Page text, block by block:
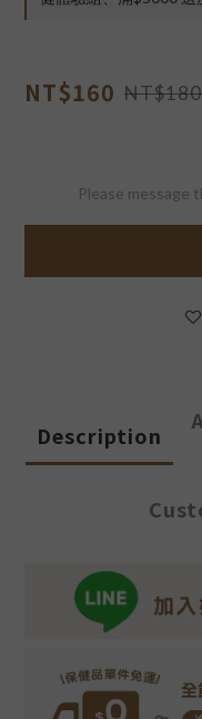
NT$160 NT$180
Please message
Description